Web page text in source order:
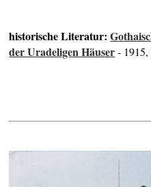
historische Literatur:
der Uradeligen Häuser-